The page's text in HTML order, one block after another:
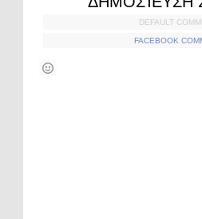
DEFAULT
FACEBOOK